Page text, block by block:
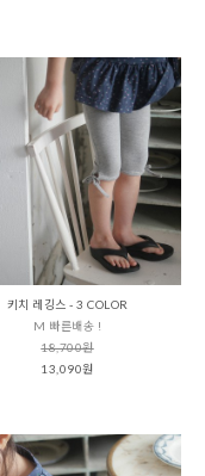
키치 레깅스 - 3 COLOR
M 빠른배송 !
18,700원
13,090원